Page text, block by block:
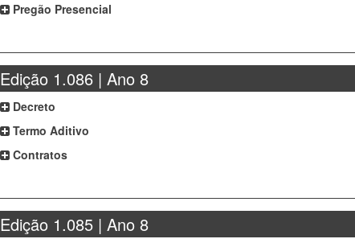
Pregão Presencial
Edição 1.086 | Ano 8
Decreto
Termo Aditivo
Contratos
Edição 1.085 | Ano 8